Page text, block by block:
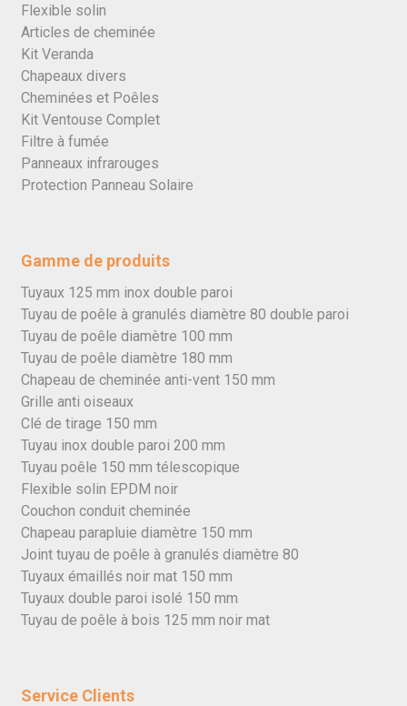
Flexible solin
Articles de cheminée
Kit Veranda
Chapeaux divers
Cheminées et Poêles
Kit Ventouse Complet
Filtre à fumée
Panneaux infrarouges
Protection Panneau Solaire
Gamme de produits
Tuyaux 125 mm inox double paroi
Tuyau de poêle à granulés diamètre 80 double paroi
Tuyau de poêle diamètre 100 mm
Tuyau de poêle diamètre 180 mm
Chapeau de cheminée anti-vent 150 mm
Grille anti oiseaux
Clé de tirage 150 mm
Tuyau inox double paroi 200 mm
Tuyau poêle 150 mm télescopique
Flexible solin EPDM noir
Couchon conduit cheminée
Chapeau parapluie diamètre 150 mm
Joint tuyau de poêle à granulés diamètre 80
Tuyaux émaillés noir mat 150 mm
Tuyaux double paroi isolé 150 mm
Tuyau de poêle à bois 125 mm noir mat
Service Clients